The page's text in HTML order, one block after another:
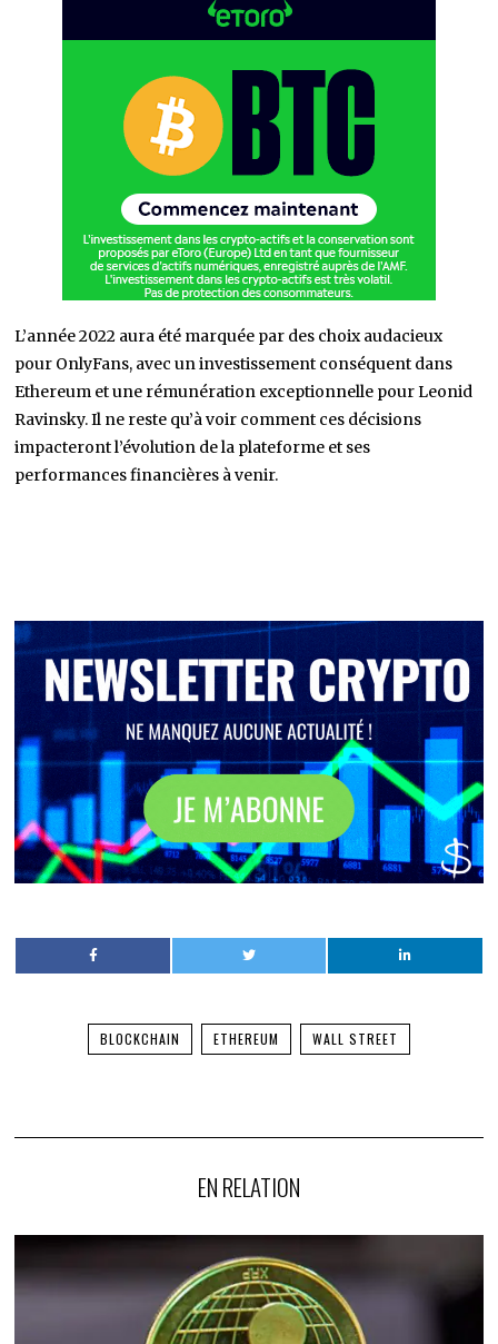
L’année 2022 aura été marquée par des choix audacieux
pour OnlyFans, avec un investissement conséquent dans
Ethereum et une rémunération exceptionnelle pour Leonid
Ravinsky. Il ne reste qu’à voir comment ces décisions
impacteront l’évolution de la plateforme et ses
performances financières à venir.
BLOCKCHAIN ETHEREUM WALL STREET
EN RELATION